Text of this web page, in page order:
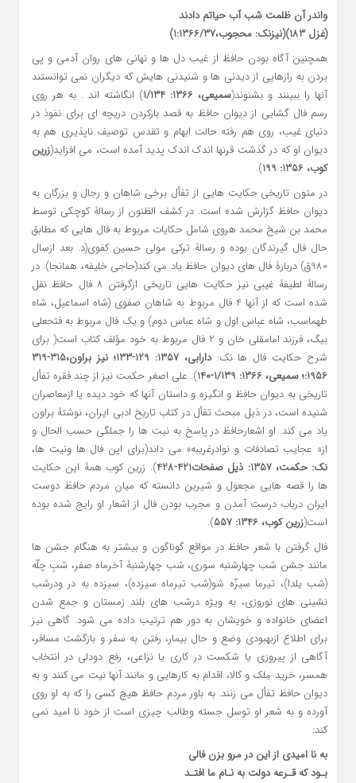
واندر آن ظلمت شب آب حیاتم دادند
(غزل 183)(نیزنک: محجوب،1:1366/37)
همچنین آگاه بودن حافظ از غیب دل ها و نهانی های روان آدمی و پی
بردن به رازهایی از دیدنی ها و شنیدنی هایش که دیگران نمی توانستند
آنها را ببینند و بشنوند(سمیعی، 1366: 1/134
) انگاشته اند . به هر روی
رسم فال گشایی از دیوان حافظ به قصد بازکردن دریچه ای برای نفوذ در
دنیای غیب، روی هم رفته حالت ابهام و تقدس توصیف ناپذیری هم به
دیوان او که در گذشت قرنها اندک اندک پدید آمده است، می افزاید(زرین
کوب، 1356: 199
).
در متون تاریخی حکایت هایی از تفأل برخی شاهان و رجال و بزرگان به
دیوان حافظ گزارش شده است. در کشف الظنون از رسالۀ کوچکی توسط
محمد بن شیخ محمد هروی شامل حکایات مربوط به فال هایی که مطابق
حال فال گیرندگان بوده و رسالۀ ترکی مولی حسین کفوی(د. بعد ازسال
980ق) دربارۀ فال های دیوان حافظ یاد می کند(حاجی خلیفه، همانجا). در
رسالۀ لطیفۀ غیبی نیز حکایت هایی تاریخی ازگرفتن 8 فال حافظ نقل
شده است که از آنها 4 فال مربوط به شاهان صفوی (شاه اسماعیل، شاه
طهماسب، شاه عباس اول و شاه عباس دوم) و یک فال مربوط به فتحعلی
بیگ، فرزند امامقلی خان و 2 فال مربوط به خود مؤلف کتاب است( برای
شرح حکایت فال ها نک:
دارابی، 1357: 129-133؛ نیز براون،315-319
1956:؛ سمیعی، 1366: 1/139-140
). علی اصغر حکمت نیز از چند فقره تفأل
تاریخی به دیوان حافظ و انگیزه و داستان آنها که خود دیده یا ازمعاصران
شنیده است، در ذیل مبحث تفأل در کتاب تاریخ ادبی ایران، نوشتۀ براون
یاد می کند. او اشعارحافظ در پاسخ به نیت ها را جملگی حسب الحال و
از« عجایب تصادفات و نوادرغریبه» می داند(برای این فال ها ونیت ها،
نک: حکمت، 1357: ذیل صفحات421-428
). زرین کوب همۀ این حکایت
ها را قصه هایی مجعول و شیرین دانسته که میان مردم حافظ دوست
ایران درباب درست آمدن و مجرب بودن فال از اشعار او رایج شده بوده
است(زرین کوب، 1346: 557
).
فال گرفتن با شعر حافظ در مواقع گوناگون و بیشتر به هنگام جشن ها
مانند جشن شب چهارشنبه سوری، شب چهارشنبۀ آخرماه صفر، شبِ چلّه
(شب یلدا)، تیرما سیزّه شو(شب تیرماه سیزده)، سیزده به در ودرشب
نشینی های نوروزی، به ویژه درشب های بلند زمستان و جمع شدن
اعضای خانواده و خویشان به دور هم ترتیب داده می شود. گاهی نیز
برای اطلاع ازبهبودی وضع و حال بیمار، رفتن به سفر و بازگشت مسافر،
آگاهی از پیروزی یا شکست در کاری یا نزاعی، رفع دودلی در انتخاب
همسر، خرید مِلک و کالا، اقدام به کارهایی و مانند آنها نیت می کنند و به
دیوان حافظ تفأل می زنند. به باور مردم حافظ هیچ کسی را که به او روی
آورده و به شعر او توسل جسته وطالب چیزی است از خود نا امید نمی
کند:
به نا امیدی از این در مرو بزن فالی
بـود که قـرعۀ دولت به نـام ما افتـد